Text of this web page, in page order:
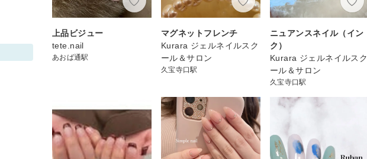
上品ビジュー
tete.nail
あおば通駅
マグネットフレンチ
Kurara ジェルネイルスク
ール＆サロン
久宝寺口駅
ニュアンスネイル（イン
ク）
Kurara ジェルネイルスク
ール＆サロン
久宝寺口駅